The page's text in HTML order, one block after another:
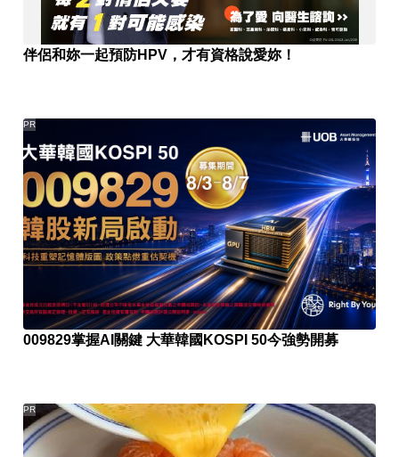
伴侶和妳一起預防HPV，才有資格說愛妳！
009829掌握AI關鍵 大華韓國KOSPI 50今強勢開募
PR
PR